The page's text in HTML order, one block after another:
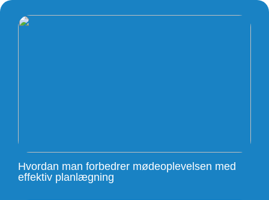
Hvordan man forbedrer mødeoplevelsen med
effektiv planlægning